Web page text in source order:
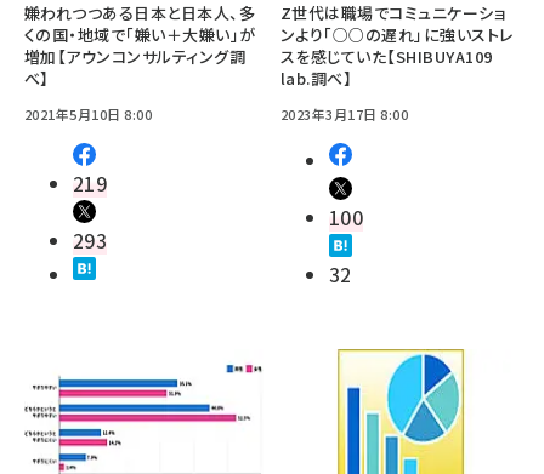
嫌われつつある日本と日本人、多
くの国・地域で「嫌い＋大嫌い」が
増加【アウンコンサルティング調
べ】
2021年5月10日 8:00
219
293
Z世代は職場でコミュニケーショ
ンより「○○の遅れ」に強いストレ
スを感じていた【SHIBUYA109
lab.調べ】
2023年3月17日 8:00
100
32